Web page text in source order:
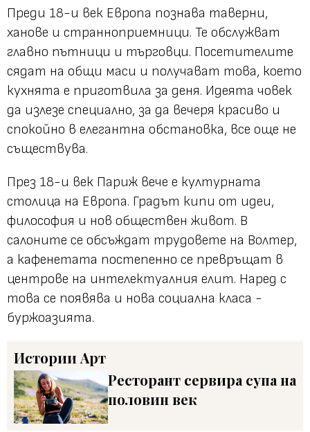
Преди 18-и век Европа познава таверни,
ханове и странноприемници. Те обслужват
главно пътници и търговци. Посетителите
сядат на общи маси и получават това, което
кухнята е приготвила за деня. Идеята човек
да излезе специално, за да вечеря красиво и
спокойно в елегантна обстановка, все още не
съществува.
През 18-и век Париж вече е културната
столица на Европа. Градът кипи от идеи,
философия и нов обществен живот. В
салоните се обсъждат трудовете на Волтер,
а кафенетата постепенно се превръщат в
центрове на интелектуалния елит. Наред с
това се появява и нова социална класа -
буржоазията.
ИсторииАрт
Ресторант сервира супа на
половин век